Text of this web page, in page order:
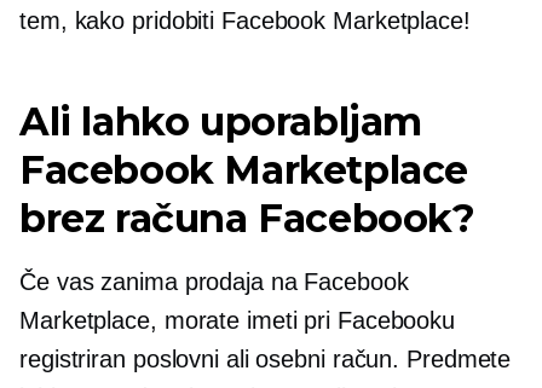
tem, kako pridobiti Facebook Marketplace!
Ali lahko uporabljam
Facebook Marketplace
brez računa Facebook?
Če vas zanima prodaja na Facebook
Marketplace, morate imeti pri Facebooku
registriran poslovni ali osebni račun. Predmete